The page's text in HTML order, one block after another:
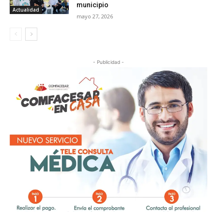
Actualidad
municipio
mayo 27, 2026
- Publicidad -